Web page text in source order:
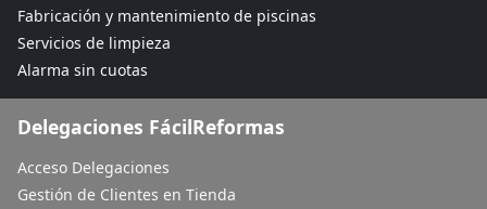
Fabricación y mantenimiento de piscinas
Servicios de limpieza
Alarma sin cuotas
Delegaciones FácilReformas
Acceso Delegaciones
Gestión de Clientes en Tienda